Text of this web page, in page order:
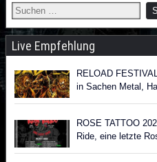
Live Empfehlung
RELOAD
in Sachen Metal,
ROSE TATTOO
Ride, eine letzte